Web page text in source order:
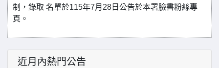
制，錄取 名單於115年7月28日公告於本署臉書粉絲專
頁。
近月內熱門公告